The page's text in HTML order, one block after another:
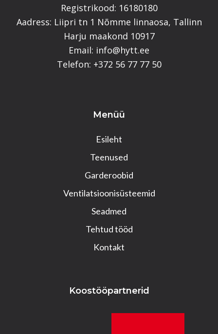
Registrikood: 16180180
Aadress: Liipri tn 1 Nõmme linnaosa, Tallinn
Harju maakond 10917
Email: info@hytt.ee
Telefon: +372 56 77 77 50
Menüü
Esileht
Teenused
Garderoobid
Ventilatsioonisüsteemid
Seadmed
Tehtud tööd
Kontakt
Koostööpartnerid